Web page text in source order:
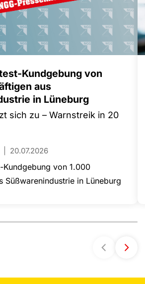
Kundgebung von
aus
in Lüneburg
sich zu – Warnstreik in 20
20.07.2026
Kundgebung von 1.000
Süßwarenindustrie in Lüneburg